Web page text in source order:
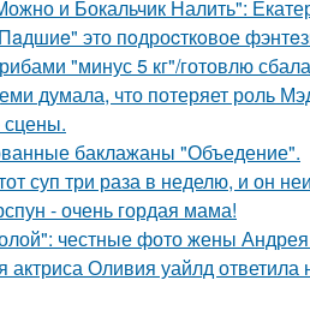
и Бокальчик Налить":
это пoдроcткoвое
"минус 5 кг"/готовлю
думала, что потеряет роль
баклажаны "Объедение".
суп три раза в неделю, и он
- очень гордая мама!
честные фото жены Андрея
актриса Оливия уайлд